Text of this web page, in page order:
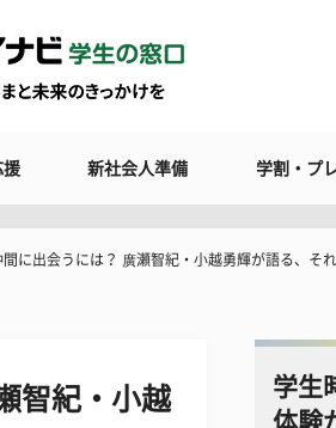
援 新社会人準備 学割・プ
に出会うには？ 廣瀬智紀・小越勇輝が語る、そ
智紀・小越
学生
体験